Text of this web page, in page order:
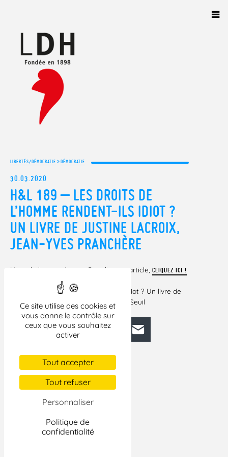
Ce site utilise des cookies et
vous donne le contrôle sur
ceux que vous souhaitez
activer
Tout accepter
Tout refuser
Personnaliser
Politique de
confidentialité
LIBERTÉS/DÉMOCRATIE >DÉMOCRATIE
30.03.2020
H&L 189 – LES DROITS DE
L’HOMME RENDENT-ILS IDIOT ?
UN LIVRE DE JUSTINE LACROIX,
JEAN-YVES PRANCHÈRE
Note de lecture, 1 page. Pour lire cet article, CLIQUEZ ICI !
– Les droits de l’Homme rendent-ils idiot ? Un livre de
justine lacroix, Jean-Yves Pranchère. Seuil
FacebookBlueskyMastodonLinkedIn